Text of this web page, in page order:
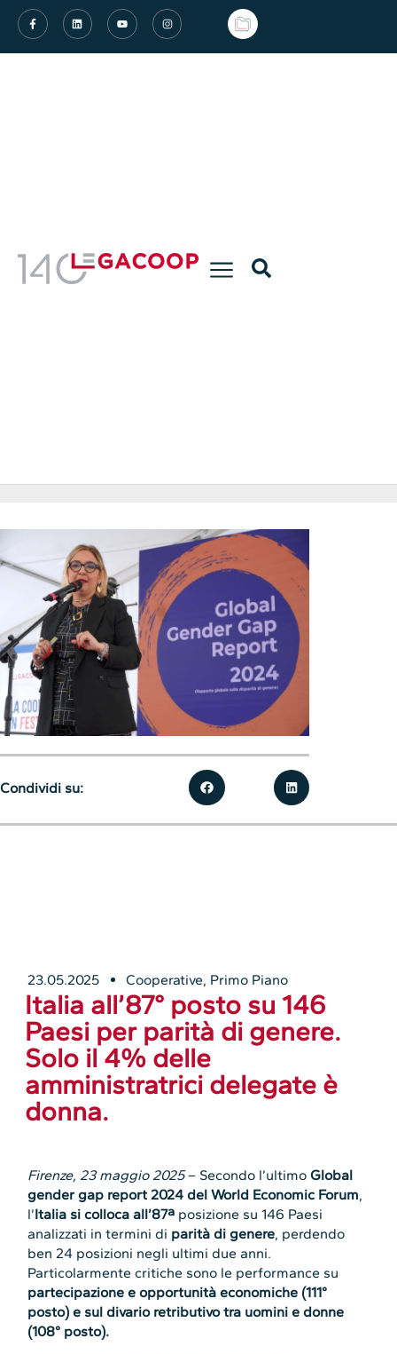
23.05.2025 Cooperative, Primo Piano
Italia all’87° posto su 146
Paesi per parità di genere.
Solo il 4% delle
amministratrici delegate è
donna.
Firenze, 23 maggio 2025– Secondo l’ultimo Global
gender gap report 2024 del World Economic Forum,
l’Italia si colloca all’87ª posizione su 146 Paesi
analizzati in termini di parità di genere, perdendo
ben 24 posizioni negli ultimi due anni.
Particolarmente critiche sono le performance su
partecipazione e opportunità economiche (111°
posto) e sul divario retributivo tra uomini e donne
(108° posto).
Condividi su: